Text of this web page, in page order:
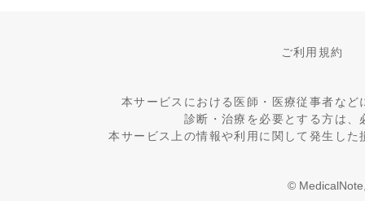
ご利用規約
本サービスにおける医師・医療従事者な
診断・治療を必要とする方は
本サービス上の情報や利用に関して発生し
©